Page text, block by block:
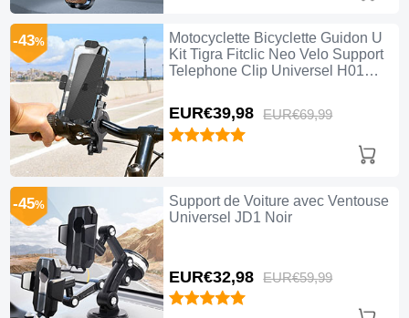
Motocyclette Bicyclette Guidon U
Kit Tigra Fitclic Neo Velo Support
Telephone Clip Universel H01
EUR€39,98 EUR€69,99
-43%
Support de Voiture avec Ventouse
Universel JD1 Noir
EUR€32,98 EUR€59,99
-45%